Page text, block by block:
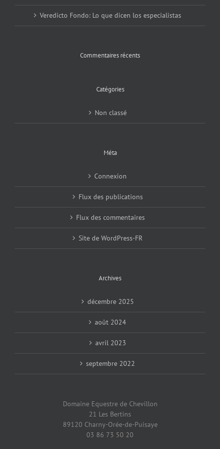
Veredicto Fondo: Lo que dicen los especialistas
Commentaires récents
Catégories
Non classé
Méta
Connexion
Flux des publications
Flux des commentaires
Site de WordPress-FR
Archives
décembre 2025
août 2024
avril 2023
septembre 2022
Domaine Equestre de Chevillon
21 Les Bertins
89120 Charny-Orée-de-Puisaye
03 86 73 50 20